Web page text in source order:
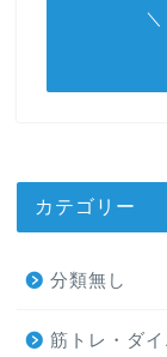
カテゴリー
分類無し
筋トレ・ダ